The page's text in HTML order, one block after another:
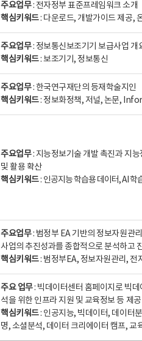
주요업무: 전자정부 표준프레임워크 소개
핵심키워드: 다운로드, 개발가이드 제공,
주요업무: 정보통신보조기기 보급사업 개
핵심키워드: 보조기기, 정보통신
주요업무: 한국연구재단의 등재학술지인
핵심키워드: 정보화정책, 저널, 논문,
주요업무: 지능정보기술 개발 촉진과 지
및 활용 확산
핵심키워드: 인공지능 학습용 데이터, AI 학
주요업무: 범정부 EA 기반의 정보자원관
사업의 추진성과를 종합적으로 분석하고
핵심키워드: 범정부EA, 정보자원관리, 전
주요 업무: 빅데이터센터 홈페이지로 빅
석을 위한 인프라 지원 및 교육정보 등 제공
핵심키워드: 인공지능, 빅데이터, 데이터
명, 소셜분석, 데이터 크리에이터 캠프, 교